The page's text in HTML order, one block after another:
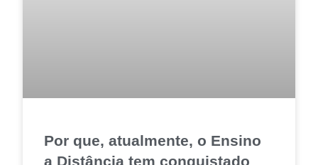
Por que, atualmente, o Ensino
a Distância tem conquistado